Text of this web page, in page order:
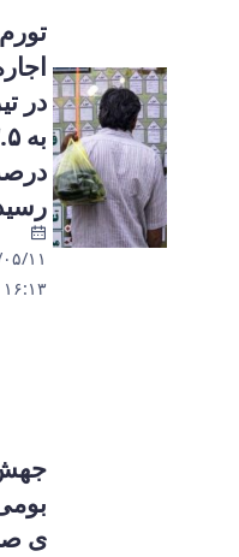
اجاره‌بها
در تیرماه
به ۳۲.۵
درصد
رسید
۱۴۰۵/۰۵/۱۱
جهش در
بومی‌ساز
ی صنعت